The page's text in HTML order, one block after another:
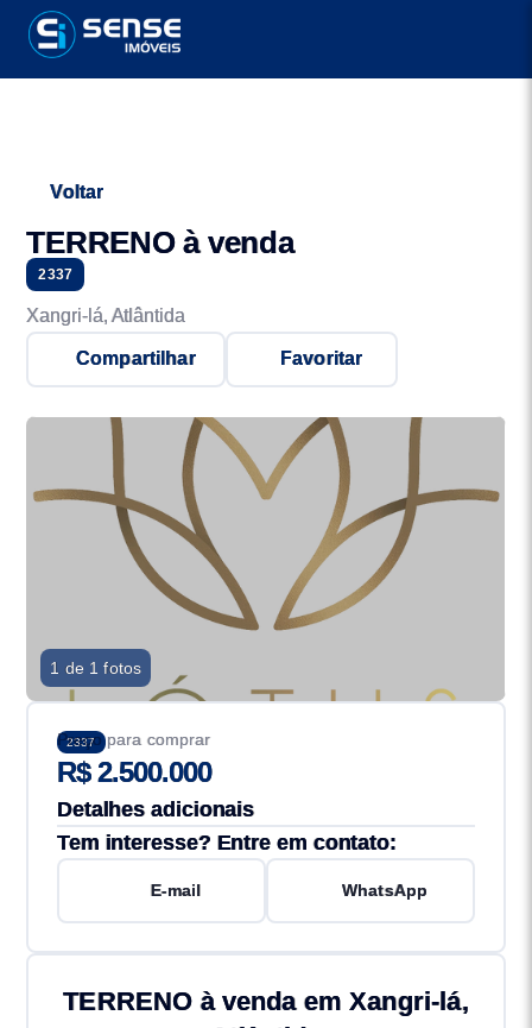
Voltar
TERRENO à venda
2337
Xangri-lá, Atlântida
Compartilhar Favoritar
1 de 1 fotos
2337
Preço para comprar
R$ 2.500.000
Detalhes adicionais
Tem interesse? Entre em contato:
E-mail WhatsApp
TERRENO à venda em Xangri-lá,